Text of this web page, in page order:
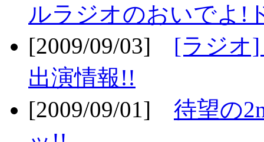
ルラジオのおいでよ!
[2009/09/03] [ラジオ]
出演情報!!
[2009/09/01] 待望の